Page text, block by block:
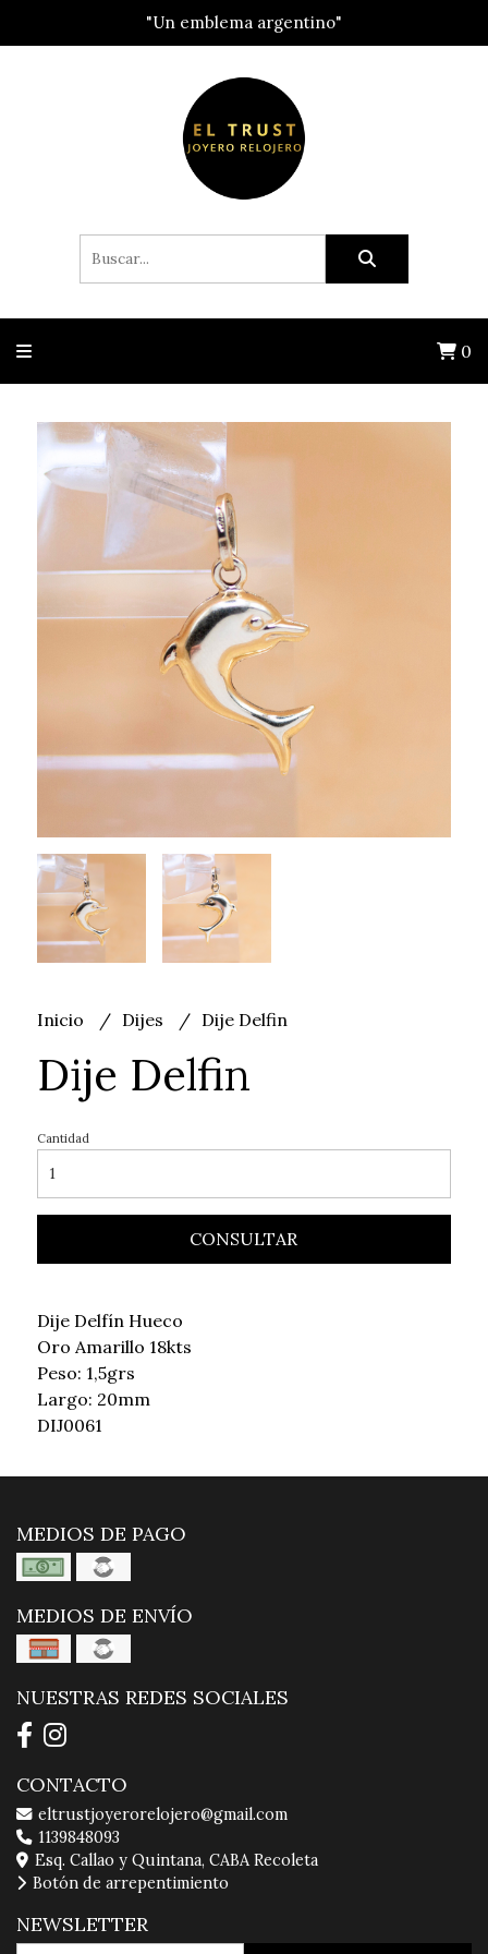
"Un emblema argentino"
0
Inicio Dijes Dije Delfin
Dije Delfin
Cantidad
CONSULTAR
Dije Delfín Hueco
Oro Amarillo 18kts
Peso: 1,5grs
Largo: 20mm
DIJ0061
MEDIOS DE PAGO
MEDIOS DE ENVÍO
NUESTRAS REDES SOCIALES
CONTACTO
eltrustjoyerorelojero@gmail.com
1139848093
Esq. Callao y Quintana, CABA Recoleta
Botón de arrepentimiento
NEWSLETTER